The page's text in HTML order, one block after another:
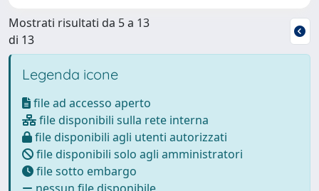
Mostrati risultati da 5 a 13
di 13
Legenda icone
file ad accesso aperto
file disponibili sulla rete interna
file disponibili agli utenti autorizzati
file disponibili solo agli amministratori
file sotto embargo
nessun file disponibile